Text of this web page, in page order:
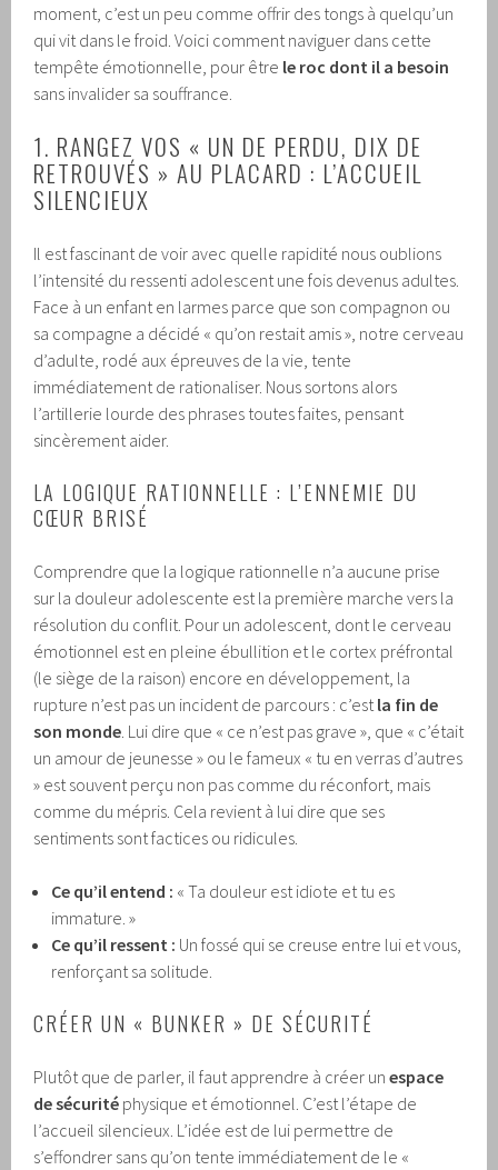
moment, c’est un peu comme offrir des tongs à quelqu’un
qui vit dans le froid. Voici comment naviguer dans cette
tempête émotionnelle, pour être le roc dont il a besoin
sans invalider sa souffrance.
1. RANGEZ VOS « UN DE PERDU, DIX DE
RETROUVÉS » AU PLACARD : L’ACCUEIL
SILENCIEUX
Il est fascinant de voir avec quelle rapidité nous oublions
l’intensité du ressenti adolescent une fois devenus adultes.
Face à un enfant en larmes parce que son compagnon ou
sa compagne a décidé « qu’on restait amis », notre cerveau
d’adulte, rodé aux épreuves de la vie, tente
immédiatement de rationaliser. Nous sortons alors
l’artillerie lourde des phrases toutes faites, pensant
sincèrement aider.
LA LOGIQUE RATIONNELLE : L’ENNEMIE DU
CŒUR BRISÉ
Comprendre que la logique rationnelle n’a aucune prise
sur la douleur adolescente est la première marche vers la
résolution du conflit. Pour un adolescent, dont le cerveau
émotionnel est en pleine ébullition et le cortex préfrontal
(le siège de la raison) encore en développement, la
rupture n’est pas un incident de parcours : c’est la fin de
son monde . Lui dire que « ce n’est pas grave », que « c’était
un amour de jeunesse » ou le fameux « tu en verras d’autres
» est souvent perçu non pas comme du réconfort, mais
comme du mépris. Cela revient à lui dire que ses
sentiments sont factices ou ridicules.
Ce qu’il entend : « Ta douleur est idiote et tu es
immature. »
Ce qu’il ressent : Un fossé qui se creuse entre lui et vous,
renforçant sa solitude.
CRÉER UN « BUNKER » DE SÉCURITÉ
Plutôt que de parler, il faut apprendre à créer unespace
de sécurité physique et émotionnel. C’est l’étape de
l’accueil silencieux. L’idée est de lui permettre de
s’effondrer sans qu’on tente immédiatement de le «